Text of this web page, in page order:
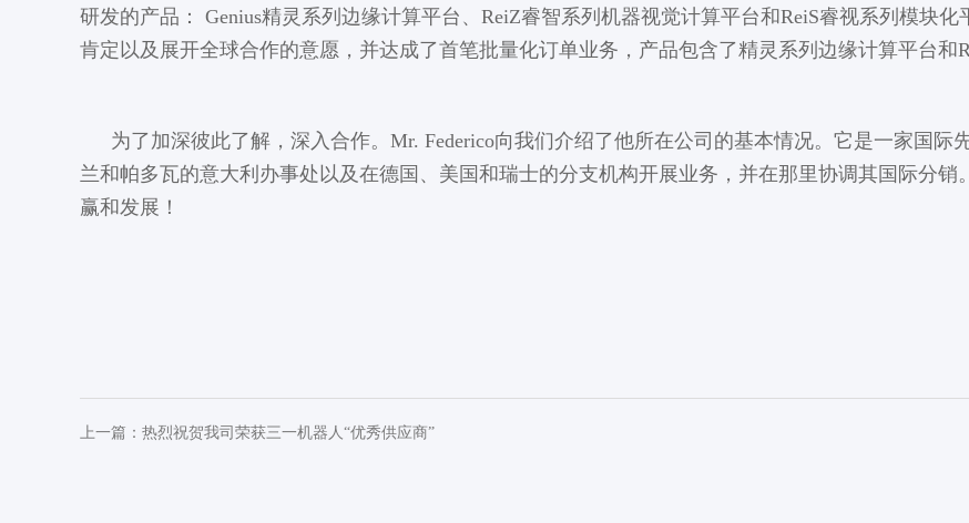
研发的产品： Genius精灵系列边缘计算平台、ReiZ睿智系列机器视觉计算平台和ReiS睿视系列模块
肯定以及展开全球合作的意愿，并达成了首笔批量化订单业务，产品包含了精灵系列边缘计算平台和
为了加深彼此了解，深入合作。Mr. Federico向我们介绍了他所在公司的基本情况。它是一家国
兰和帕多瓦的意大利办事处以及在德国、美国和瑞士的分支机构开展业务，并在那里协调其国际分销。
赢和发展！
上一篇： 热烈祝贺我司荣获三一机器人“优秀供应商”